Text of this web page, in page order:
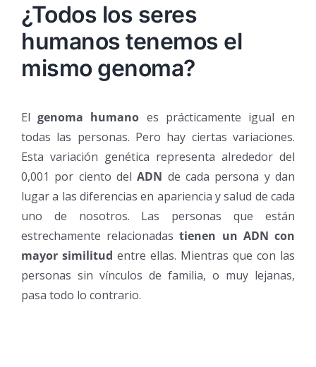
¿Todos los seres
humanos tenemos el
mismo genoma?
Elgenoma humano es prácticamente igual en
todas las personas. Pero hay ciertas variaciones.
Esta variación genética representa alrededor del
0,001 por ciento delADN de cada persona y dan
lugar a las diferencias en apariencia y salud de cada
uno de nosotros. Las personas que están
estrechamente relacionadastienen un ADN con
mayor similitud entre ellas. Mientras que con las
personas sin vínculos de familia, o muy lejanas,
pasa todo lo contrario.